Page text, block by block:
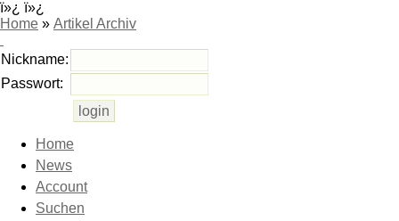
ï»¿ ï»¿
Home » Artikel Archiv
Nickname:
Passwort:
Home
News
Account
Suchen